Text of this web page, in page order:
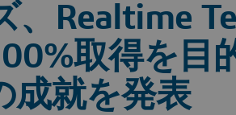
、Realtime
取得を目
成就を発表